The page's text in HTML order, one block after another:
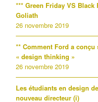
*** Green Friday VS
Goliath
26 novembre 2019
** Comment Ford a
« design thinking »
26 novembre 2019
Les étudiants en design
nouveau directeur (i)